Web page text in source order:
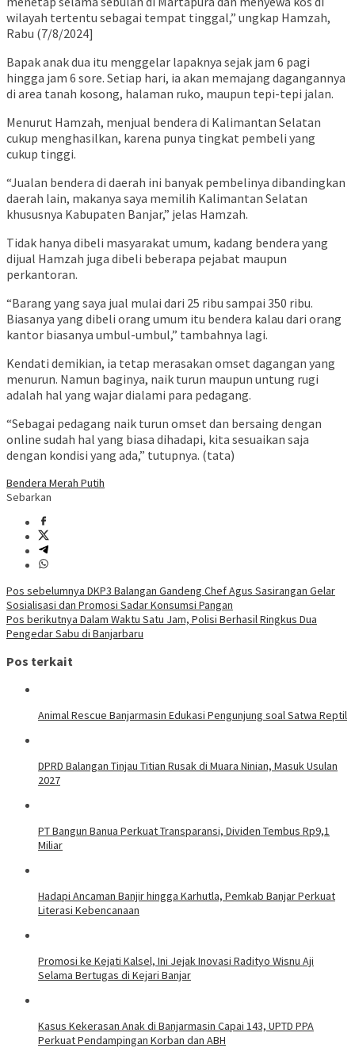
wilayah tertentu sebagai tempat tinggal,” ungkap Hamzah,
Rabu (7/8/2024]
Bapak anak dua itu menggelar lapaknya sejak jam 6 pagi
hingga jam 6 sore. Setiap hari, ia akan memajang dagangannya
di area tanah kosong, halaman ruko, maupun tepi-tepi jalan.
Menurut Hamzah, menjual bendera di Kalimantan Selatan
cukup menghasilkan, karena punya tingkat pembeli yang
cukup tinggi.
“Jualan bendera di daerah ini banyak pembelinya dibandingkan
daerah lain, makanya saya memilih Kalimantan Selatan
khususnya Kabupaten Banjar,” jelas Hamzah.
Tidak hanya dibeli masyarakat umum, kadang bendera yang
dijual Hamzah juga dibeli beberapa pejabat maupun
perkantoran.
“Barang yang saya jual mulai dari 25 ribu sampai 350 ribu.
Biasanya yang dibeli orang umum itu bendera kalau dari orang
kantor biasanya umbul-umbul,” tambahnya lagi.
Kendati demikian, ia tetap merasakan omset dagangan yang
menurun. Namun baginya, naik turun maupun untung rugi
adalah hal yang wajar dialami para pedagang.
“Sebagai pedagang naik turun omset dan bersaing dengan
online sudah hal yang biasa dihadapi, kita sesuaikan saja
dengan kondisi yang ada,” tutupnya. (tata)
Bendera Merah Putih
Sebarkan
Navigasi
pos
Pos sebelumnya DKP3 Balangan Gandeng Chef Agus Sasirangan Gelar
Sosialisasi dan Promosi Sadar Konsumsi Pangan
Pos berikutnya Dalam Waktu Satu Jam, Polisi Berhasil Ringkus Dua
Pengedar Sabu di Banjarbaru
Pos terkait
Animal Rescue Banjarmasin Edukasi Pengunjung soal Satwa Reptil
DPRD Balangan Tinjau Titian Rusak di Muara Ninian, Masuk Usulan
2027
PT Bangun Banua Perkuat Transparansi, Dividen Tembus Rp9,1
Miliar
Hadapi Ancaman Banjir hingga Karhutla, Pemkab Banjar Perkuat
Literasi Kebencanaan
Promosi ke Kejati Kalsel, Ini Jejak Inovasi Radityo Wisnu Aji
Selama Bertugas di Kejari Banjar
Kasus Kekerasan Anak di Banjarmasin Capai 143, UPTD PPA
Perkuat Pendampingan Korban dan ABH